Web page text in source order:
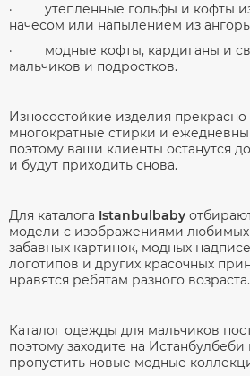
· утепленные гольфы и кофты из
начесом или напылением из
· модные кофты, кардиганы и
мальчиков и подростков.
Износостойкие изделия
многократные стирки и
поэтому ваши клиенты останутся
и будут приходить снова.
Для каталога Istanbulbaby
модели с изображениями
забавных картинок, модных
логотипов и других красочных
нравятся ребятам разного возраста.
Каталог одежды для мальчиков
поэтому заходите на
пропустить новые модные